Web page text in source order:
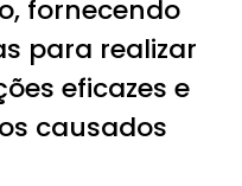
fornecendo
para realizar
eficazes e
causados